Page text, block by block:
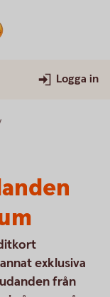
Logga in
exklusiva
från